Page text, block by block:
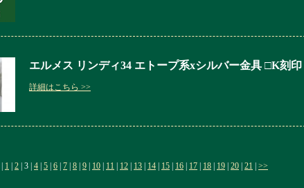
エルメス リンディ34 エトープ系xシルバー金具 □K刻印
詳細はこちら >>
1 2 | 3 | 4 5 6 7 8 9 10 11 12 13 14 15 16 17 18 19 20 21 >>